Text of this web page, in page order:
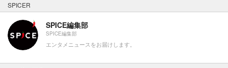
SPICER
SPICE編集部
SPICE編集部
エンタメニュースをお届けします。